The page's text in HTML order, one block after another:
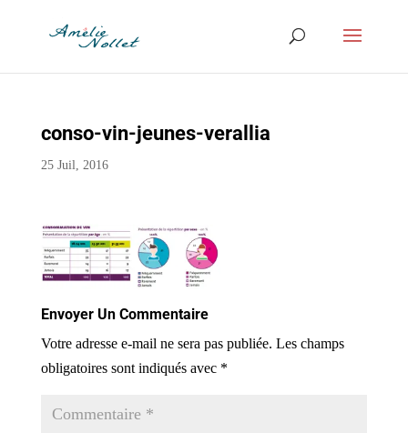
conso-vin-jeunes-verallia
25 Juil, 2016
Envoyer Un Commentaire
Votre adresse e-mail ne sera pas publiée. Les champs
obligatoires sont indiqués avec *